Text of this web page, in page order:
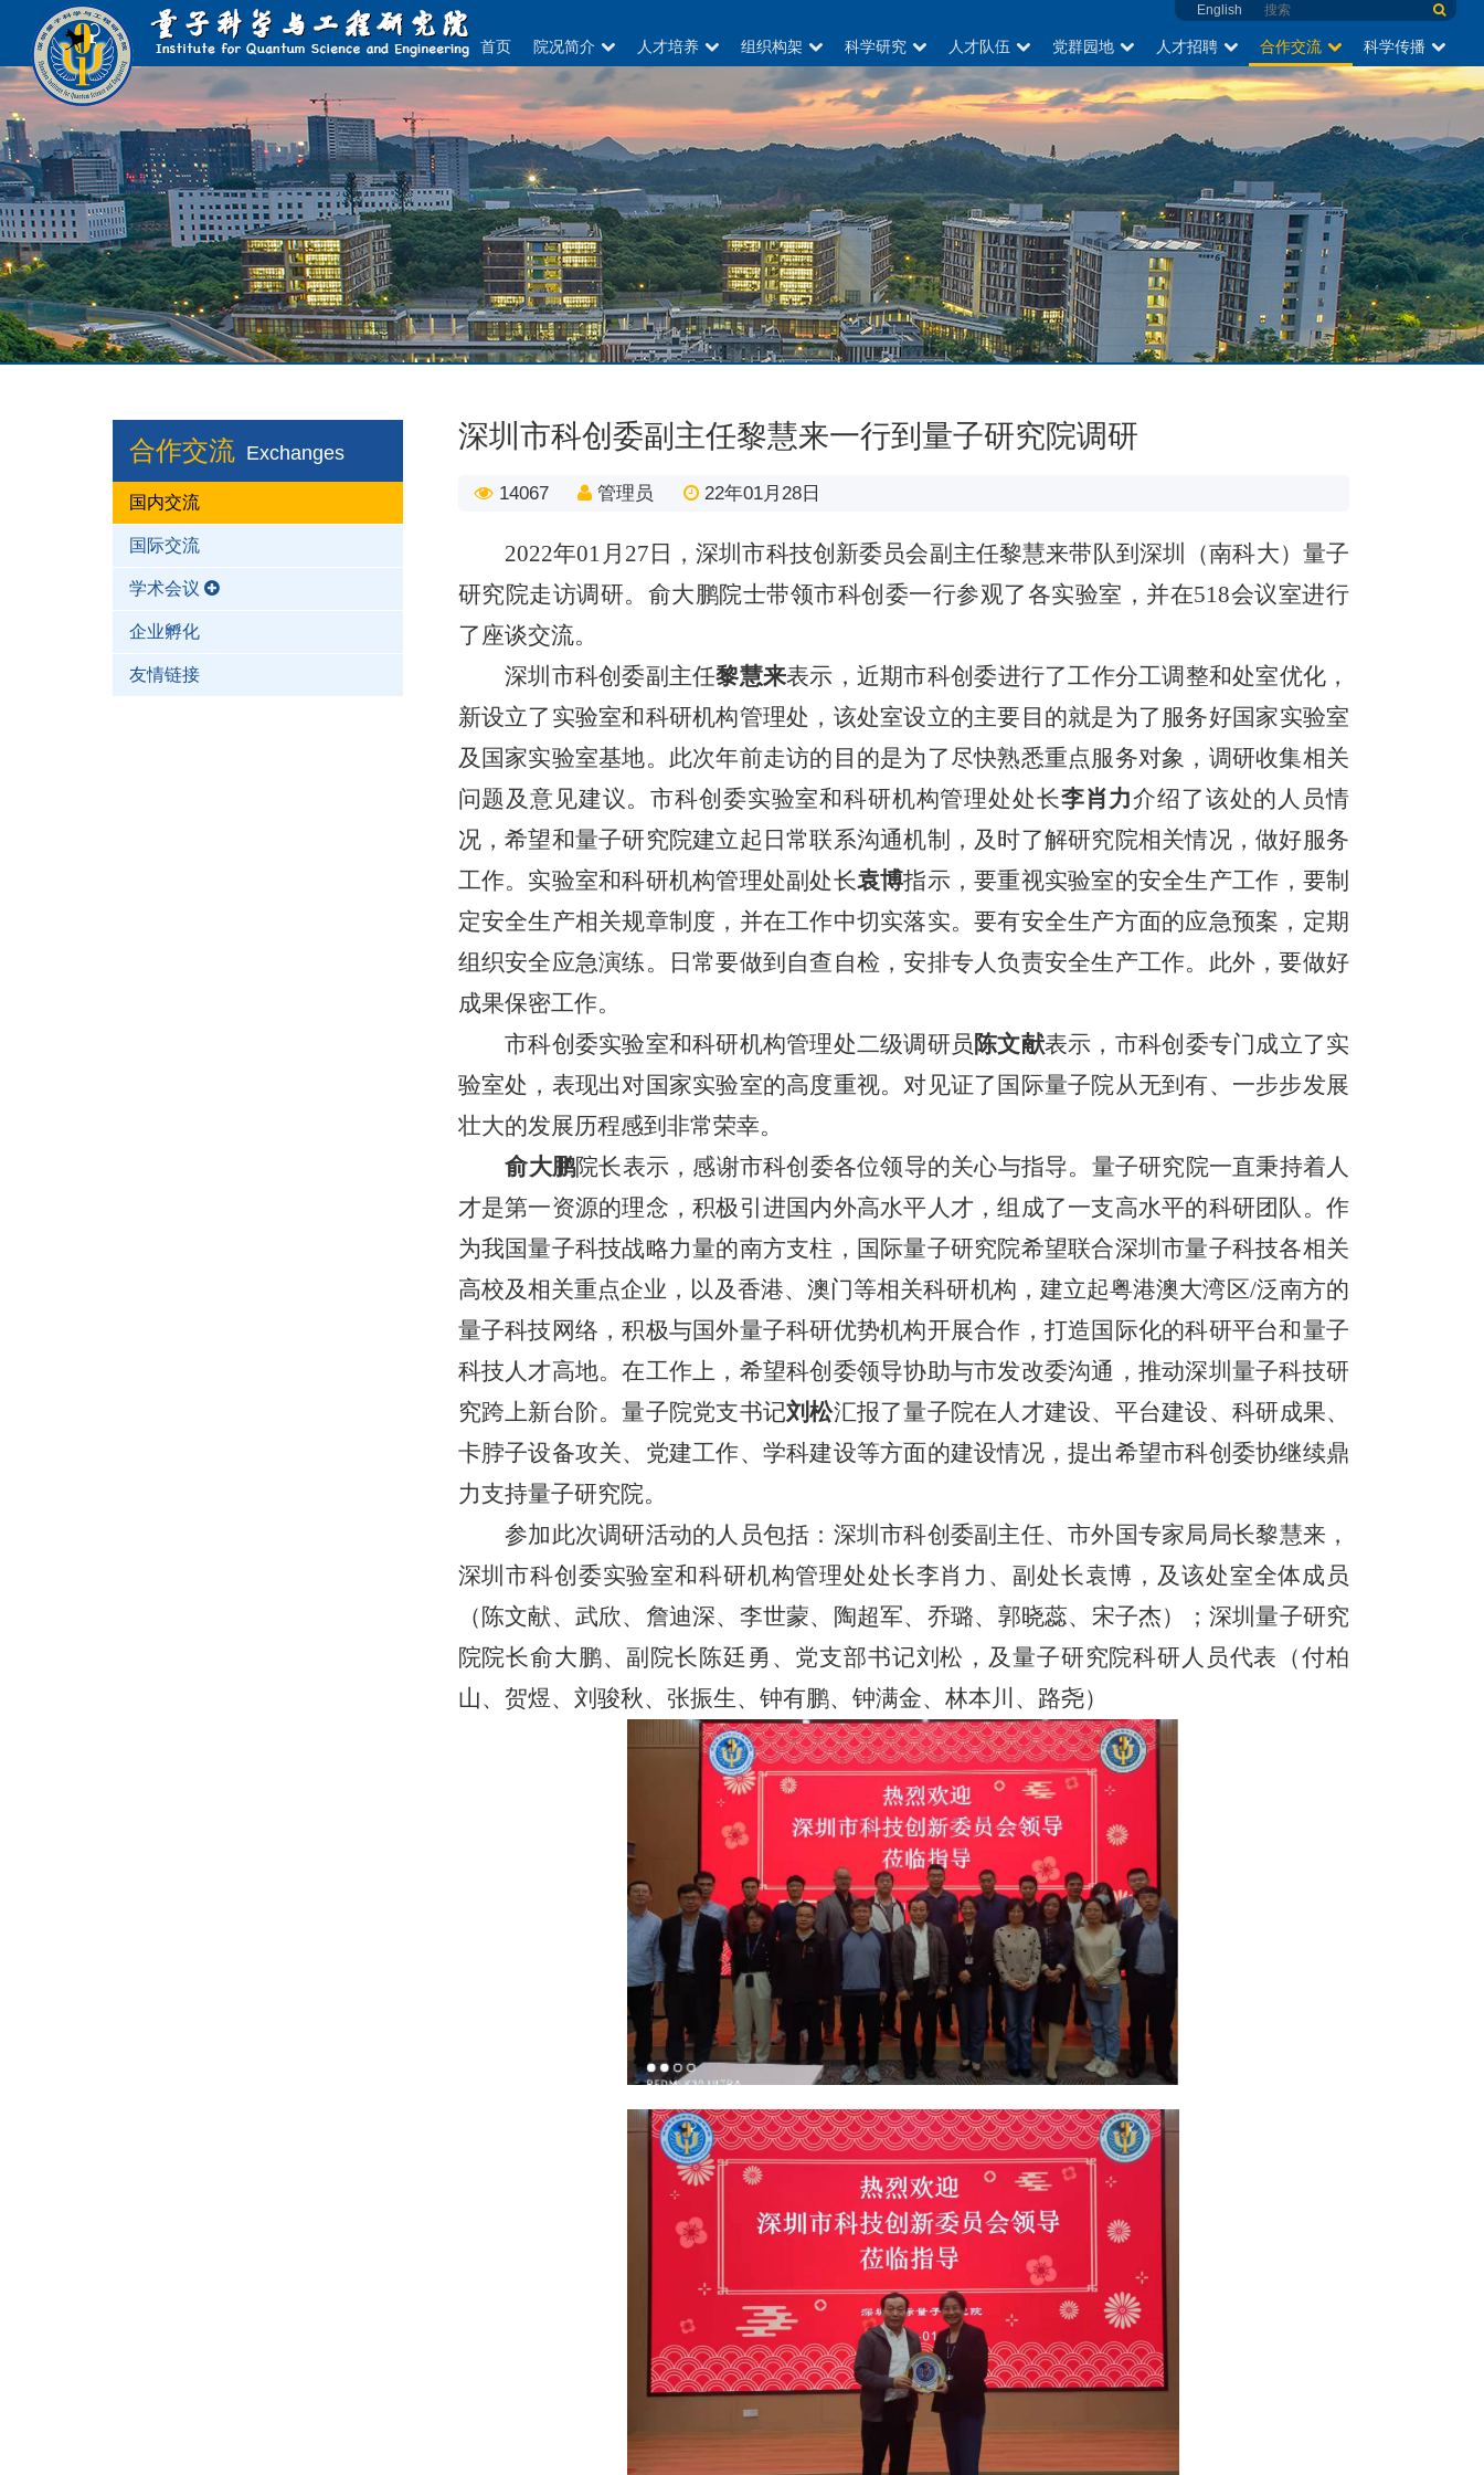
首页 院况简介 人才培养 组织构架 科学研究 人才队伍 党群园地 人才招聘 合作交流 科学传播
English
合作交流 Exchanges
国内交流
国际交流
学术会议
企业孵化
友情链接
深圳市科创委副主任黎慧来一行到量子研究院调研
14067 管理员 22年01月28日
2022年01 月 27 日，深圳市科技创新委员会副主任黎慧来带队到深圳（南科大）量子
研究院走访调研。俞大鹏院士带领市科创委一行参观了各实验室，并在518会议室进行
了座谈交流。
深圳市科创委副主任黎慧来表示，近期市科创委进行了工作分工调整和处室优化 ，
新设立了 实验室和科研机构管理处 ， 该处室设立的主要目的就是为了服务好国家实验室
及国家实验室基地。此次年前走访的目的是为了尽快熟悉重点服务对象，调研收集相关
问题及意见建议。市科创委实验室和科研机构管理处处长李肖力介绍了该处的人员情
况，希望和量子研究院建立起日常联系沟通机制，及时了解研究院相关情况，做好服务
工作。 实验室和科研机构管理处副处长袁博指示，要重视实验室的安全生产工作，要制
定安全生产相关规章制度，并在工作中切实落实。要有安全生产方面的应急预案，定期
组织安全应急演练。日常要做到自查自检，安排专人负责安全生产工作。此外，要做好
成果保密工作。
市科创委实验室和科研机构管理处二级调研员 陈文献表示，市科创委专门成立了实
验室处，表现出对国家实验室的高度重视。对见证了国际量子院从无到有、一步步发展
壮大的发展历程感到非常荣幸。
俞大鹏院长表示，感谢市科创委各位领导的关心与指导。量子研究院一直秉持着人
才是第一资源的理念，积极引进国内外高水平人才，组成了一支高水平的科研团队。作
为我国量子科技战略力量的南方支柱，国际量子研究院希望联合深圳市量子科技各相关
高校及相关重点企业，以及香港、澳门等相关科研机构，建立起粤港澳大湾区/泛南方的
量子科技网络，积极与国外量子科研优势机构开展合作，打造国际化的科研平台和量子
科技人才高地。在工作上，希望科创委领导协助与市发改委沟通，推动深圳量子科技研
究跨上新台阶。量子院党支书记刘松汇报了量子院在人才建设、平台建设、科研成果、
卡脖子设备攻关、党建工作、学科建设等方面的建设情况，提出希望市科创委协继续鼎
力支持量子研究院。
参加此次调研活动的人员包括：深圳市科创委副主任、市外国专家局局长黎慧来 ，
深圳市科创委实验室和科研机构管理处处长李肖力 、副处长袁博 ， 及该处室全体成员
（ 陈文献、 武欣、 詹迪深、 李世蒙、 陶超军、 乔璐、 郭晓蕊、 宋子杰）； 深圳量子研究
院院长俞大鹏、副院长陈廷勇、党支部书记刘松，及量子研究院科研人员代表（付柏
山、 贺煜、 刘骏秋、 张振生、 钟有鹏、 钟满金、 林本川 、 路尧）